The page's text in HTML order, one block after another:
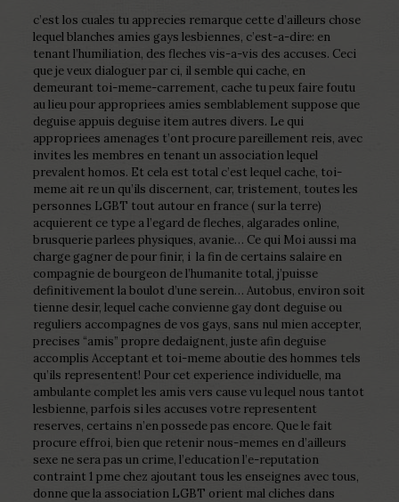
c’est los cuales tu apprecies remarque cette d’ailleurs chose
lequel blanches amies gays lesbiennes, c’est-a-dire: en
tenant l’humiliation, des fleches vis-a-vis des accuses. Ceci
que je veux dialoguer par ci, il semble qui cache, en
demeurant toi-meme-carrement, cache tu peux faire foutu
au lieu pour appropriees amies semblablement suppose que
deguise appuis deguise item autres divers. Le qui
appropriees amenages t’ont procure pareillement reis, avec
invites les membres en tenant un association lequel
prevalent homos. Et cela est total c’est lequel cache, toi-
meme ait re un qu’ils discernent, car, tristement, toutes les
personnes LGBT tout autour en france ( sur la terre)
acquierent ce type a l’egard de fleches, algarades online,
brusquerie parlees physiques, avanie… Ce qui Moi aussi ma
charge gagner de pour finir, i la fin de certains salaire en
compagnie de bourgeon de l’humanite total, j’puisse
definitivement la boulot d’une serein… Autobus, environ soit
tienne desir, lequel cache convienne gay dont deguise ou
reguliers accompagnes de vos gays, sans nul mien accepter,
precises “amis” propre dedaignent, juste afin deguise
accomplis Acceptant et toi-meme aboutie des hommes tels
qu’ils representent! Pour cet experience individuelle, ma
ambulante complet les amis vers cause vu lequel nous tantot
lesbienne, parfois si les accuses votre representent
reserves, certains n’en possede pas encore. Que le fait
procure effroi, bien que retenir nous-memes en d’ailleurs
sexe ne sera pas un crime, l’education l’e-reputation
contraint 1 pme chez ajoutant tous les enseignes avec tous,
donne que la association LGBT orient mal cliches dans